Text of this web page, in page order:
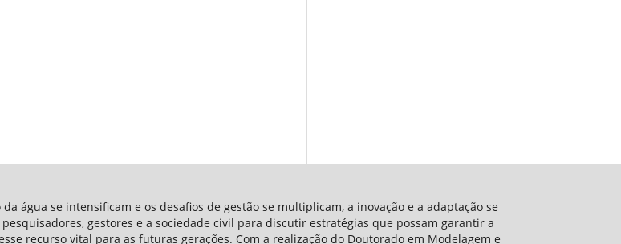
água se intensificam e os desafios de gestão se multiplicam, a inovação e a adaptação se
gestores e a sociedade civil para discutir estratégias que possam garantir a
recurso vital para as futuras gerações. Com a realização do Doutorado em Modelagem e